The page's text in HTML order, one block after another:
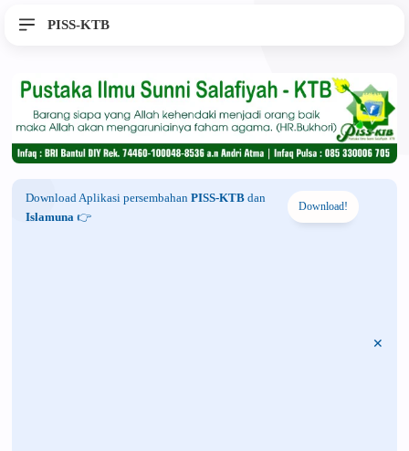
PISS-KTB
Download Aplikasi persembahan PISS-KTB dan
Islamuna 👉
Download!